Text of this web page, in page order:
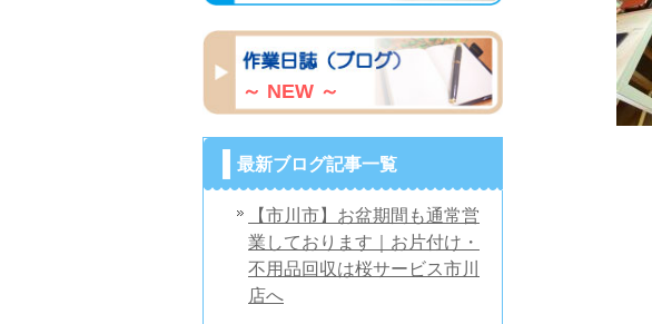
～ NEW ～
最新ブログ記事一覧
【市川市】お盆期間も通常営
業しております｜お片付け・
不用品回収は桜サービス市川
店へ